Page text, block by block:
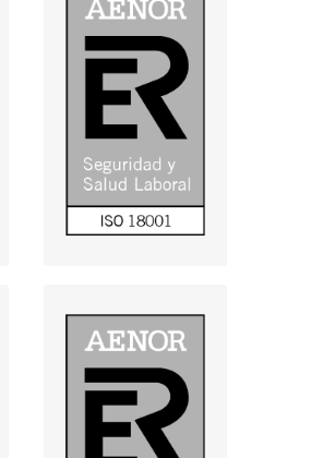
Seguridad y Salud
Laboral
(descargar)
Sistema de
Gestión de Calidad